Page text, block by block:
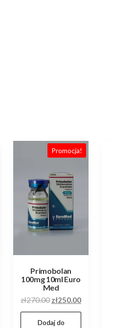
Promocja!
Primobolan
100mg 10ml Euro
Med
zł270.00 Pierwotna
cena
wynosiła:
zł250.00Aktualna
cena
Dodaj do